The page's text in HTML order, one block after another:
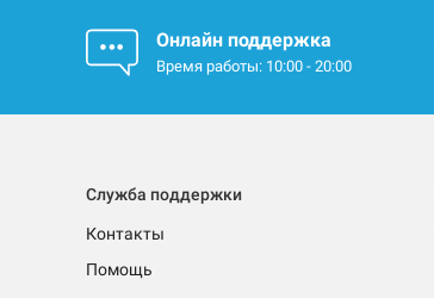
Онлайн поддержка
Время работы: 10:00 - 20:00
Служба поддержки
Контакты
Помощь